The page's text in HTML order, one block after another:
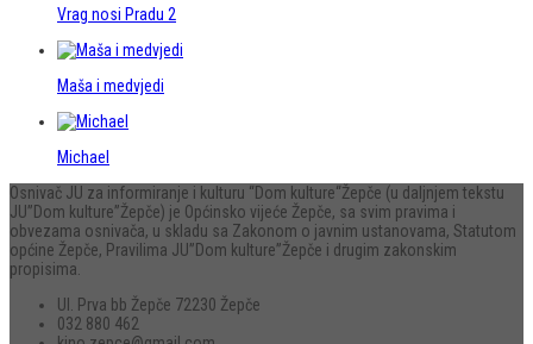
Vrag nosi Pradu 2
Maša i medvjedi
Michael
Osnivač JU za informiranje i kulturu “Dom kulture“Žepče (u daljnjem tekstu
JU”Dom kulture”Žepče) je Općinsko vijeće Žepče, sa svim pravima i
obvezama osnivača, u skladu sa Zakonom o javnim ustanovama, Statutom
općine Žepče, Pravilima JU”Dom kulture”Žepče i drugim zakonskim
propisima.
Ul. Prva bb Žepče 72230 Žepče
032 880 462